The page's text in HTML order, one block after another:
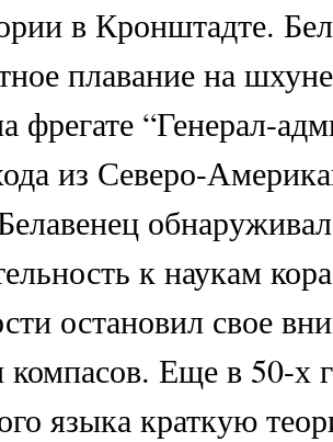
в Кронштадте.
плавание на
фрегате “Генерал-
из Северо-
к наукам
остановил свое
компасов. Еще в 50-х
языка краткую